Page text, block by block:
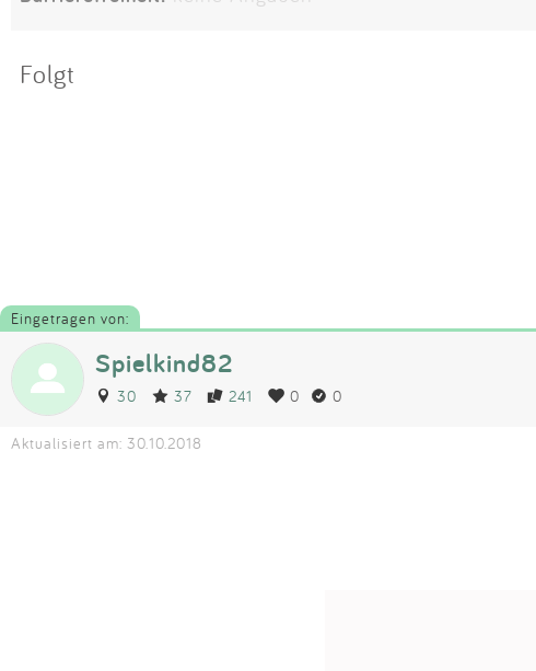
Folgt
Eingetragen von:
Spielkind82
30 37 241 0 0
Aktualisiert am: 30.10.2018